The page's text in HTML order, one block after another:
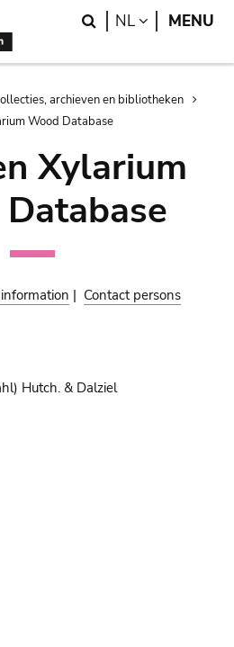
Search
NL LANGUAGE
MENU
archieven en bibliotheken
Wood Database
Xylarium
| Contact persons
Hutch. & Dalziel